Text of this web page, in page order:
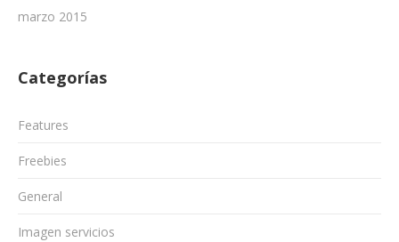
marzo 2015
Categorías
Features
Freebies
General
Imagen servicios